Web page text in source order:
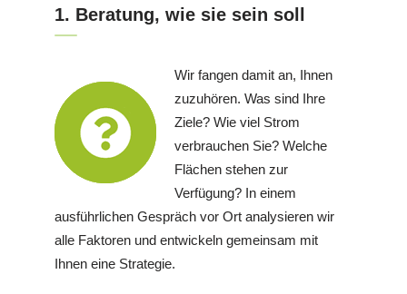
1. Beratung, wie sie sein soll
Wir fangen damit an, Ihnen
zuzuhören. Was sind Ihre
Ziele? Wie viel Strom
verbrauchen Sie? Welche
Flächen stehen zur
Verfügung? In einem
ausführlichen Gespräch vor Ort analysieren wir
alle Faktoren und entwickeln gemeinsam mit
Ihnen eine Strategie.